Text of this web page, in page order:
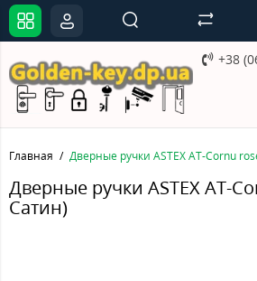
+38
Главная Дверные ручки ASTEX AT-Cornu
Дверные ручки ASTEX AT-
Сатин)